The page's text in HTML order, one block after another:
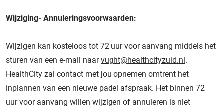
Wijziging- Annuleringsvoorwaarden:
Wijzigen kan kosteloos tot 72 uur voor aanvang middels het
sturen van een e-mail naarvught@healthcityzuid.nl.
HealthCity zal contact met jou opnemen omtrent het
inplannen van een nieuwe padel afspraak. Het binnen 72
uur voor aanvang willen wijzigen of annuleren is niet